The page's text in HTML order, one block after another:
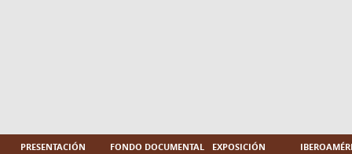
PRESENTACIÓN FONDO DOCUMENTAL EXPOSICIÓN